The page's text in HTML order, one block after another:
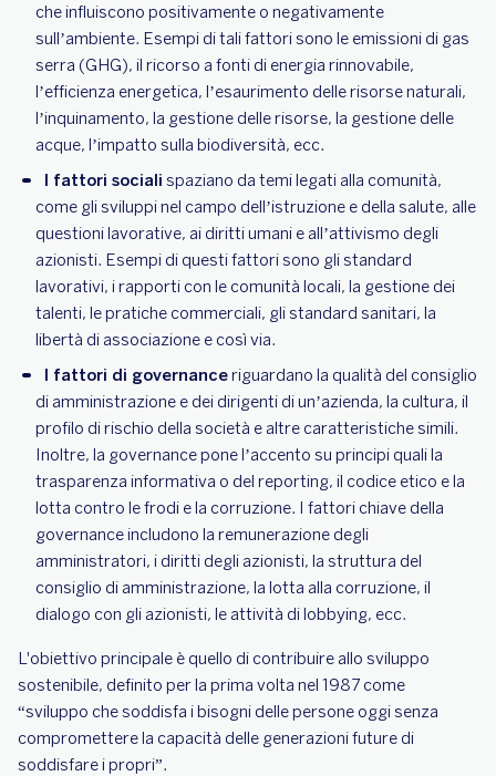
che influiscono positivamente o negativamente
sull’ambiente. Esempi di tali fattori sono le emissioni di gas
serra (GHG), il ricorso a fonti di energia rinnovabile,
l’efficienza energetica, l’esaurimento delle risorse naturali,
l’inquinamento, la gestione delle risorse, la gestione delle
acque, l’impatto sulla biodiversità, ecc.
I fattori sociali spaziano da temi legati alla comunità,
come gli sviluppi nel campo dell’istruzione e della salute, alle
questioni lavorative, ai diritti umani e all’attivismo degli
azionisti. Esempi di questi fattori sono gli standard
lavorativi, i rapporti con le comunità locali, la gestione dei
talenti, le pratiche commerciali, gli standard sanitari, la
libertà di associazione e così via.
I fattori di governanceriguardano la qualità del consiglio
di amministrazione e dei dirigenti di un’azienda, la cultura, il
profilo di rischio della società e altre caratteristiche simili.
Inoltre, la governance pone l’accento su principi quali la
trasparenza informativa o del reporting, il codice etico e la
lotta contro le frodi e la corruzione. I fattori chiave della
governance includono la remunerazione degli
amministratori, i diritti degli azionisti, la struttura del
consiglio di amministrazione, la lotta alla corruzione, il
dialogo con gli azionisti, le attività di lobbying, ecc.
L'obiettivo principale è quello di contribuire allo sviluppo
sostenibile, definito per la prima volta nel 1987 come
“sviluppo che soddisfa i bisogni delle persone oggi senza
compromettere la capacità delle generazioni future di
soddisfare i propri”.